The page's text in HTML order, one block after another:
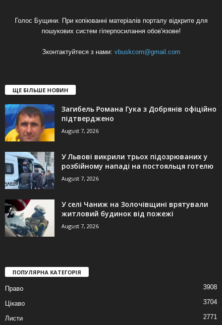
Голос Бущини. При копіюванні матеріалів порталу відкрите для
пошукових систем гіперпосилання обов'язове!
Зконтактуйтеся з нами: vbuskcom@gmail.com
ЩЕ БІЛЬШЕ НОВИН
Загибель Романа Гука з Добрянів офіційно
підтверджено
August 7, 2026
У Львові викрили трьох підозрюваних у
розбійному нападі на постояльця готелю
August 7, 2026
У селі Чаниж на Золочівщині врятували
житловий будинок від пожежі
August 7, 2026
ПОПУЛЯРНА КАТЕГОРІЯ
Право 3908
Цікаво 3704
Листи 2771